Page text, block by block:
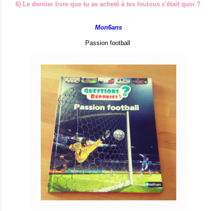
6) Le dernier livre que tu as acheté à tes loulous c'était quoi ?
Mon6ans
Passion football